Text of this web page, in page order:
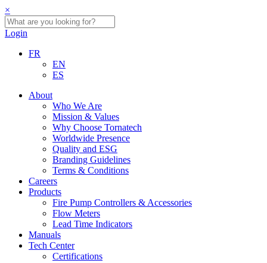
×
Login
FR
EN
ES
About
Who We Are
Mission & Values
Why Choose Tornatech
Worldwide Presence
Quality and ESG
Branding Guidelines
Terms & Conditions
Careers
Products
Fire Pump Controllers & Accessories
Flow Meters
Lead Time Indicators
Manuals
Tech Center
Certifications